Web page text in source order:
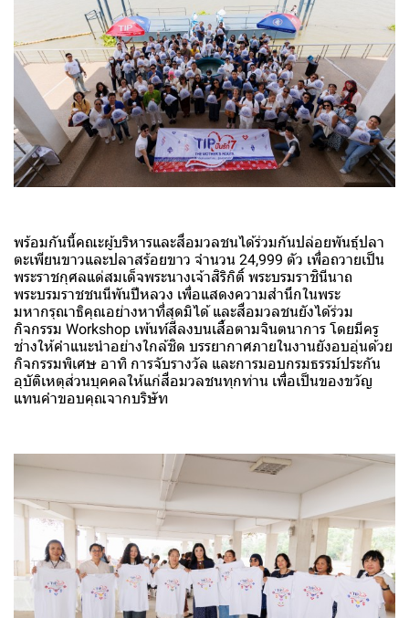
พร้อมกันนี้คณะผู้บริหารและสื่อมวลชนได้ร่วมกันปล่อยพันธุ์ปลา
ตะเพียนขาวและปลาสร้อยขาว จำนวน 24,999 ตัว เพื่อถวายเป็น
พระราชกุศลแด่สมเด็จพระนางเจ้าสิริกิติ์ พระบรมราชินีนาถ
พระบรมราชชนนีพันปีหลวง เพื่อแสดงความสำนึกในพระ
มหากรุณาธิคุณอย่างหาที่สุดมิได้ และสื่อมวลชนยังได้ร่วม
กิจกรรม Workshop เพ้นท์สีลงบนเสื้อตามจินตนาการ โดยมีครู
ช่างให้คำแนะนำอย่างใกล้ชิด บรรยากาศภายในงานยังอบอุ่นด้วย
กิจกรรมพิเศษ อาทิ การจับรางวัล และการมอบกรมธรรม์ประกัน
อุบัติเหตุส่วนบุคคลให้แก่สื่อมวลชนทุกท่าน เพื่อเป็นของขวัญ
แทนคำขอบคุณจากบริษัท